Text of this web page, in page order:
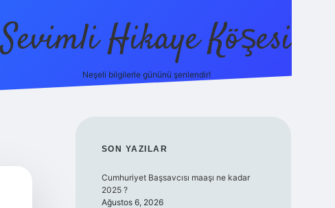
Sevimli Hikaye Köşesi
Neşeli bilgilerle gününü şenlendir!
SIDEBAR
SON YAZILAR
Cumhuriyet Başsavcısı maaşı ne kadar
2025 ?
Ağustos 6, 2026